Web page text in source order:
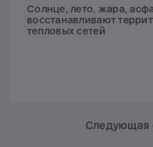
Солнце, лето, жара,
восстанавливают
тепловых сетей
Следующая